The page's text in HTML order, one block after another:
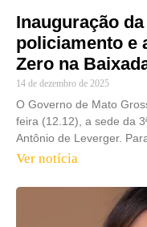
Inauguração
policiamento e
Zero na
14 de dezembro de 2025
O Governo de Mato
feira (12.12), a sede da
Antônio de Leverger.
Ver notícia